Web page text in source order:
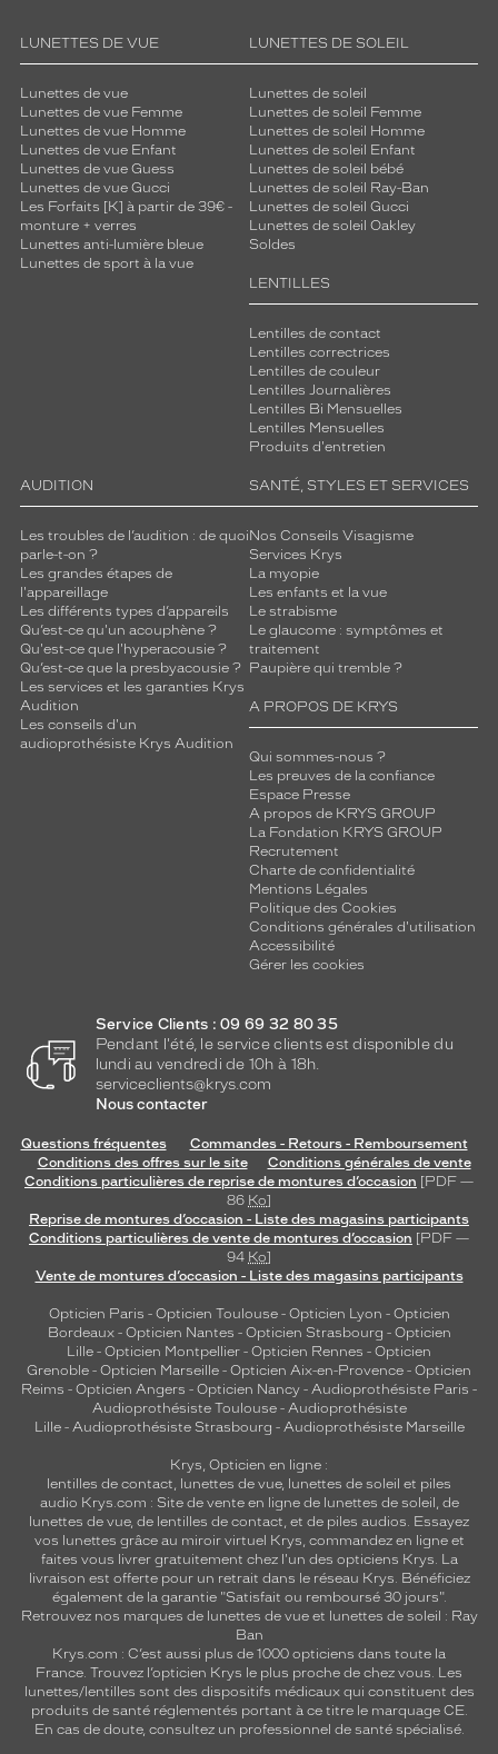
LUNETTES DE VUE
Lunettes de vue
Lunettes de vue Femme
Lunettes de vue Homme
Lunettes de vue Enfant
Lunettes de vue Guess
Lunettes de vue Gucci
Les Forfaits [K] à partir de 39€ -
monture + verres
Lunettes anti-lumière bleue
Lunettes de sport à la vue
LUNETTES DE SOLEIL
Lunettes de soleil
Lunettes de soleil Femme
Lunettes de soleil Homme
Lunettes de soleil Enfant
Lunettes de soleil bébé
Lunettes de soleil Ray-Ban
Lunettes de soleil Gucci
Lunettes de soleil Oakley
Soldes
LENTILLES
Lentilles de contact
Lentilles correctrices
Lentilles de couleur
Lentilles Journalières
Lentilles Bi Mensuelles
Lentilles Mensuelles
Produits d'entretien
AUDITION
Les troubles de l’audition : de quoi
parle-t-on ?
Les grandes étapes de
l'appareillage
Les différents types d’appareils
Qu’est-ce qu'un acouphène ?
Qu'est-ce que l'hyperacousie ?
Qu’est-ce que la presbyacousie ?
Les services et les garanties Krys
Audition
Les conseils d'un
audioprothésiste Krys Audition
SANTÉ, STYLES ET SERVICES
Nos Conseils Visagisme
Services Krys
La myopie
Les enfants et la vue
Le strabisme
Le glaucome : symptômes et
traitement
Paupière qui tremble ?
A PROPOS DE KRYS
Qui sommes-nous ?
Les preuves de la confiance
Espace Presse
A propos de KRYS GROUP
La Fondation KRYS GROUP
Recrutement
Charte de confidentialité
Mentions Légales
Politique des Cookies
Conditions générales d'utilisation
Accessibilité
Gérer les cookies
Service Clients : 09 69 32 80 35
Pendant l'été, le service clients est disponible du
lundi au vendredi de 10h à 18h.
serviceclients@krys.com
Nous contacter
Questions fréquentes
Commandes - Retours - Remboursement
Conditions des offres sur le site
Conditions générales de vente
Conditions particulières de reprise de montures d’occasion [PDF —
86 Ko]
Reprise de montures d’occasion - Liste des magasins participants
Conditions particulières de vente de montures d’occasion [PDF —
94 Ko]
Vente de montures d’occasion - Liste des magasins participants
Opticien Paris - Opticien Toulouse- Opticien Lyon - Opticien
Bordeaux- Opticien Nantes - Opticien Strasbourg - Opticien
Lille - Opticien Montpellier - Opticien Rennes - Opticien
Grenoble - Opticien Marseille - Opticien Aix-en-Provence - Opticien
Reims - Opticien Angers - Opticien Nancy - Audioprothésiste Paris -
Audioprothésiste Toulouse- Audioprothésiste
Lille- Audioprothésiste Strasbourg - Audioprothésiste Marseille
Krys, Opticien en ligne :
lentilles de contact, lunettes de vue, lunettes de soleil et piles
audio Krys.com : Site de vente en ligne de lunettes de soleil, de
lunettes de vue, de lentilles de contact, et de piles audios. Essayez
vos lunettes grâce au miroir virtuel Krys, commandez en ligne et
faites vous livrer gratuitement chez l'un des opticiens Krys. La
livraison est offerte pour un retrait dans le réseau Krys. Bénéficiez
également de la garantie "Satisfait ou remboursé 30 jours".
Retrouvez nos marques de lunettes de vue et lunettes de soleil : Ray
Ban
Krys.com : C’est aussi plus de 1000 opticiens dans toute la
France. Trouvez l’opticien Krys le plus proche de chez vous. Les
lunettes/lentilles sont des dispositifs médicaux qui constituent des
produits de santé réglementés portant à ce titre le marquage CE.
En cas de doute, consultez un professionnel de santé spécialisé.